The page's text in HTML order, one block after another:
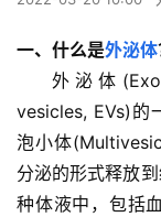
一、什么是外泌体
外泌体
vesicles, EVs)的
泡小体
分泌的形式释放
种体液中，包括